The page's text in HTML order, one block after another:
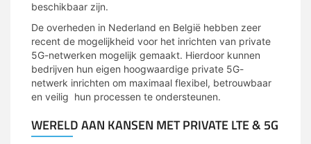
beschikbaar zijn.
De overheden in Nederland en België hebben zeer
recent de mogelijkheid voor het inrichten van private
5G-netwerken mogelijk gemaakt. Hierdoor kunnen
bedrijven hun eigen hoogwaardige private 5G-
netwerk inrichten om maximaal flexibel, betrouwbaar
en veilig hun processen te ondersteunen.
WERELD AAN KANSEN MET PRIVATE LTE & 5G